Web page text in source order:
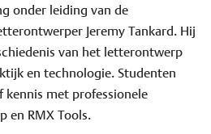
onder leiding van de
Jeremy Tankard. Hij
van het letterontwerp
en technologie. Studenten
kennis met professionele
en RMX Tools.